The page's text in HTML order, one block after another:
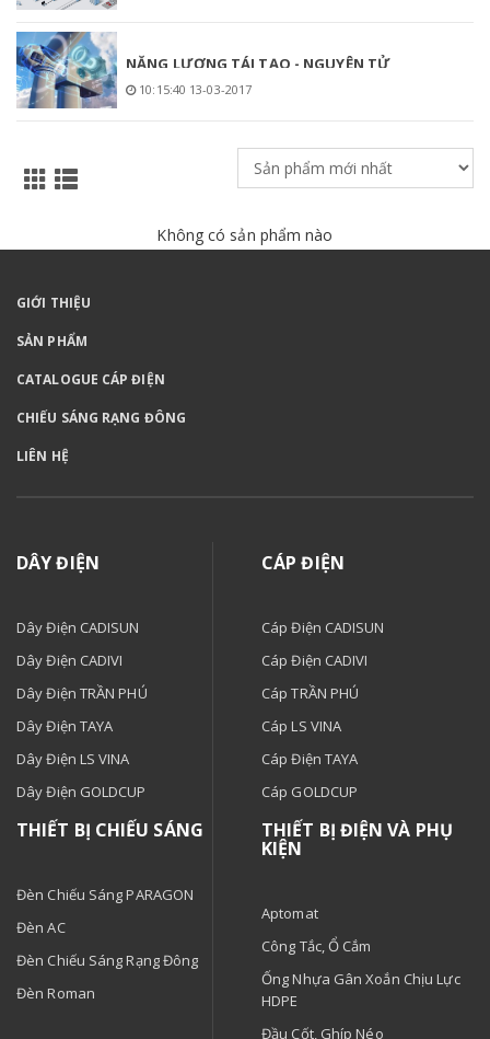
NĂNG LƯỢNG TÁI TẠO - NGUYÊN TỬ
10:15:40 13-03-2017
Không có sản phẩm nào
GIỚI THIỆU
SẢN PHẨM
CATALOGUE CÁP ĐIỆN
CHIẾU SÁNG RẠNG ĐÔNG
LIÊN HỆ
DÂY ĐIỆN
Dây Điện CADISUN
Dây Điện CADIVI
Dây Điện TRẦN PHÚ
Dây Điện TAYA
Dây Điện LS VINA
Dây Điện GOLDCUP
CÁP ĐIỆN
Cáp Điện CADISUN
Cáp Điện CADIVI
Cáp TRẦN PHÚ
Cáp LS VINA
Cáp Điện TAYA
Cáp GOLDCUP
THIẾT BỊ CHIẾU SÁNG
Đèn Chiếu Sáng PARAGON
Đèn AC
Đèn Chiếu Sáng Rạng Đông
Đèn Roman
THIẾT BỊ ĐIỆN VÀ PHỤ
KIỆN
Aptomat
Công Tắc, Ổ Cắm
Ống Nhựa Gân Xoắn Chịu Lực
HDPE
Đầu Cốt, Ghíp Néo